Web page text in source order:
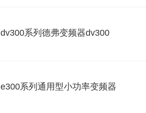
dv300系列德弗变频器dv300
e300系列通用型小功率变频器